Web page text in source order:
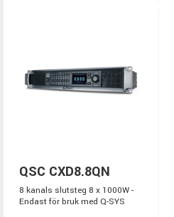
QSC CXD8.8QN
8 kanals slutsteg 8 x 1000W -
Endast för bruk med Q-SYS